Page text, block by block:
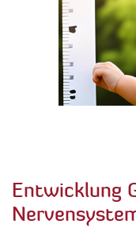
Entwicklung